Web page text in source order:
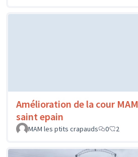
Amélioration de la cour MAM
saint epain
MAM les ptits crapauds
0 2